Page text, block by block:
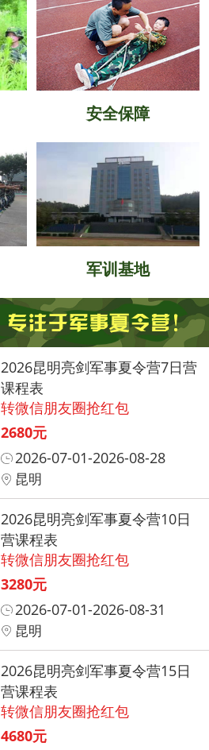
安全保障
军训基地
2026昆明亮剑军事夏令营7日营
课程表
转微信朋友圈抢红包
2680元
2026-07-01-2026-08-28
昆明
2026昆明亮剑军事夏令营10日
营课程表
转微信朋友圈抢红包
3280元
2026-07-01-2026-08-31
昆明
2026昆明亮剑军事夏令营15日
营课程表
转微信朋友圈抢红包
4680元